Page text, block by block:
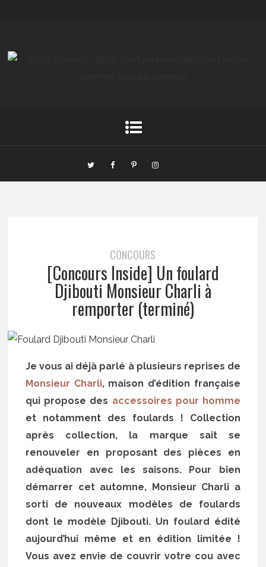
CONCOURS
[Concours Inside] Un foulard
Djibouti Monsieur Charli à
remporter (terminé)
Je vous ai déjà parlé à plusieurs reprises de
Monsieur Charli, maison d’édition française
qui propose des accessoires pour homme
et notamment des foulards ! Collection
après collection, la marque sait se
renouveler en proposant des pièces en
adéquation avec les saisons. Pour bien
démarrer cet automne, Monsieur Charli a
sorti de nouveaux modèles de foulards
dont le modèle Djibouti. Un foulard édité
aujourd’hui même et en édition limitée !
Vous avez envie de couvrir votre cou avec